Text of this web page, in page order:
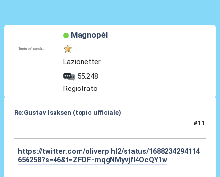
Magnopèl
Lazionetter
55.248
Registrato
Re:Gustav Isaksen (topic ufficiale)
#11
https://twitter.com/oliverpihl2/status/1688234294114
656258?s=46&t=ZFDF-mqgNMyvjfI4OcQY1w